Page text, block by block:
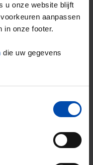
u onze website blijft
aanpassen
in onze footer.
die uw gegevens
17%* in de
het vorige
sector zijn sterk
Hiervoor is niet